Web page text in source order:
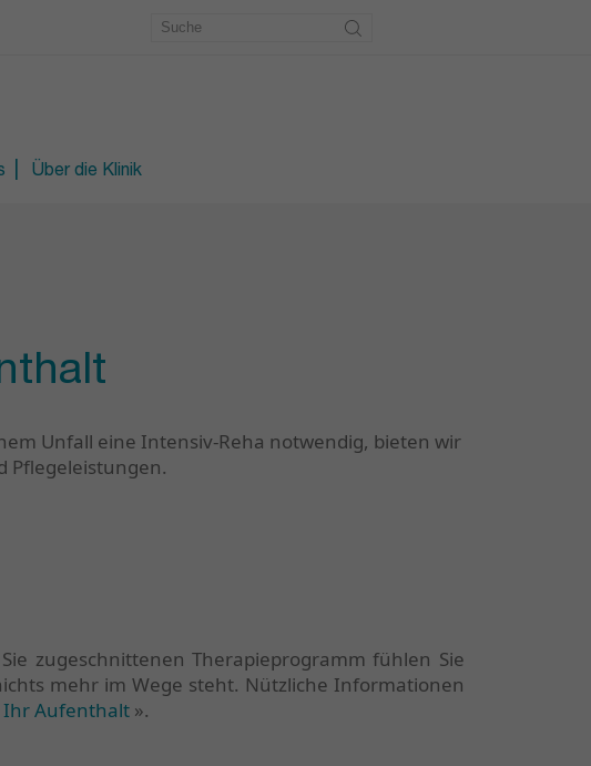
Werkstatt
Orthopädie des Fusses
Über die Klinik
Unfall eine Intensiv-Reha notwendig, bieten wir
Pflegeleistungen.
zugeschnittenen Therapieprogramm fühlen Sie
mehr im Wege steht. Nützliche Informationen
Ihr Aufenthalt».